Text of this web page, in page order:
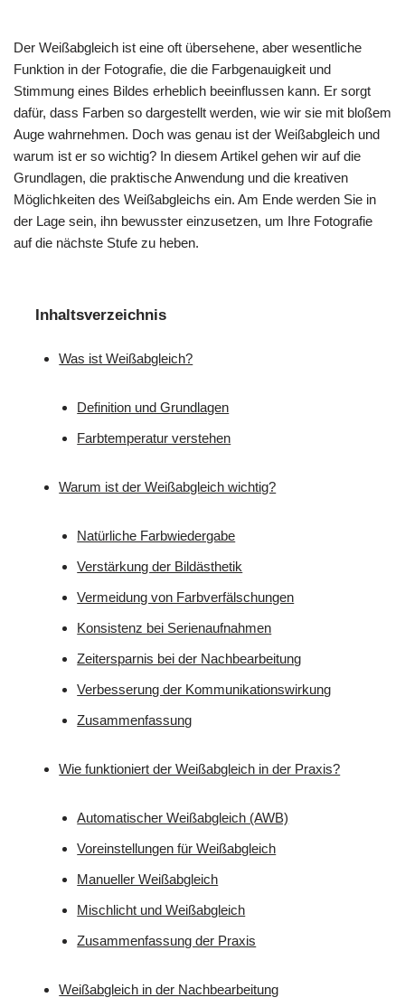
Der Weißabgleich ist eine oft übersehene, aber wesentliche
Funktion in der Fotografie, die die Farbgenauigkeit und
Stimmung eines Bildes erheblich beeinflussen kann. Er sorgt
dafür, dass Farben so dargestellt werden, wie wir sie mit bloßem
Auge wahrnehmen. Doch was genau ist der Weißabgleich und
warum ist er so wichtig? In diesem Artikel gehen wir auf die
Grundlagen, die praktische Anwendung und die kreativen
Möglichkeiten des Weißabgleichs ein. Am Ende werden Sie in
der Lage sein, ihn bewusster einzusetzen, um Ihre Fotografie
auf die nächste Stufe zu heben.
Inhaltsverzeichnis
Was ist Weißabgleich?
Definition und Grundlagen
Farbtemperatur verstehen
Warum ist der Weißabgleich wichtig?
Natürliche Farbwiedergabe
Verstärkung der Bildästhetik
Vermeidung von Farbverfälschungen
Konsistenz bei Serienaufnahmen
Zeitersparnis bei der Nachbearbeitung
Verbesserung der Kommunikationswirkung
Zusammenfassung
Wie funktioniert der Weißabgleich in der Praxis?
Automatischer Weißabgleich (AWB)
Voreinstellungen für Weißabgleich
Manueller Weißabgleich
Mischlicht und Weißabgleich
Zusammenfassung der Praxis
Weißabgleich in der Nachbearbeitung